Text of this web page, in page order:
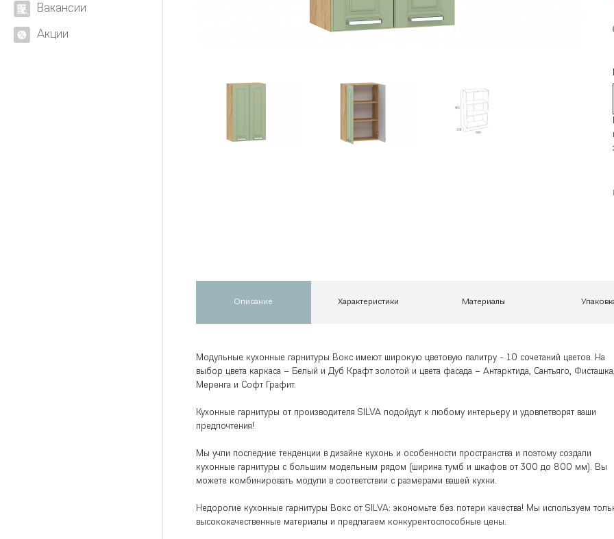
Вакансии
Акции
Описание Характеристики Материалы
Модульные кухонные гарнитуры Вокс имеют широкую цветовую палитру - 10 сочетаний цветов. На
выбор цвета каркаса – Белый и Дуб Крафт золотой и цвета фасада – Антарктида, Сантьяго,
Меренга и Софт Графит.
Кухонные гарнитуры от производителя SILVA подойдут к любому интерьеру и удовлетворят ваши
предпочтения!
Мы учли последние тенденции в дизайне кухонь и особенности пространства и поэтому создали
кухонные гарнитуры с большим модельным рядом (ширина тумб и шкафов от 300 до 800 мм). Вы
можете комбинировать модули в соответствии с размерами вашей кухни.
Недорогие кухонные гарнитуры Вокс от SILVA: экономьте без потери качества! Мы используем
высококачественные материалы и предлагаем конкурентоспособные цены.